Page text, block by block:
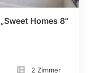
Homes 8“
2 Zimmer